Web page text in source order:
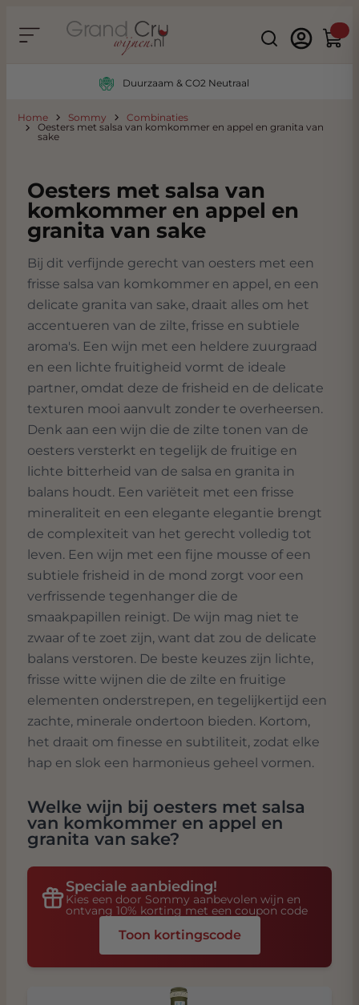
Search
Duurzaam & CO2 Neutraal
Home Sommy
Combinaties
Oesters met salsa van komkommer en appel en granita van
sake
Oesters met salsa van
komkommer en appel en
granita van sake
Bij dit verfijnde gerecht van oesters met een
frisse salsa van komkommer en appel, en een
delicate granita van sake, draait alles om het
accentueren van de zilte, frisse en subtiele
aroma's. Een wijn met een heldere zuurgraad
en een lichte fruitigheid vormt de ideale
partner, omdat deze de frisheid en de delicate
texturen mooi aanvult zonder te overheersen.
Denk aan een wijn die de zilte tonen van de
oesters versterkt en tegelijk de fruitige en
lichte bitterheid van de salsa en granita in
balans houdt. Een variëteit met een frisse
mineraliteit en een elegante elegantie brengt
de complexiteit van het gerecht volledig tot
leven. Een wijn met een fijne mousse of een
subtiele frisheid in de mond zorgt voor een
verfrissende tegenhanger die de
smaakpapillen reinigt. De wijn mag niet te
zwaar of te zoet zijn, want dat zou de delicate
balans verstoren. De beste keuzes zijn lichte,
frisse witte wijnen die de zilte en fruitige
elementen onderstrepen, en tegelijkertijd een
zachte, minerale ondertoon bieden. Kortom,
het draait om finesse en subtiliteit, zodat elke
hap en slok een harmonieus geheel vormen.
Welke wijn bij oesters met salsa
van komkommer en appel en
granita van sake?
Speciale aanbieding!
Kies een door Sommy aanbevolen wijn en
ontvang 10% korting met een coupon code
Toon kortingscode